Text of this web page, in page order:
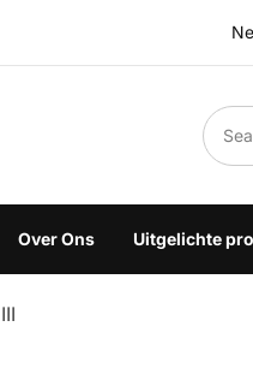
& Industriële
Over Ons Uitgelichte